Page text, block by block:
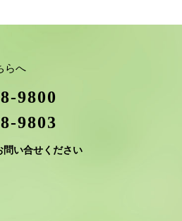
らへ
9800
9803
問い合せください